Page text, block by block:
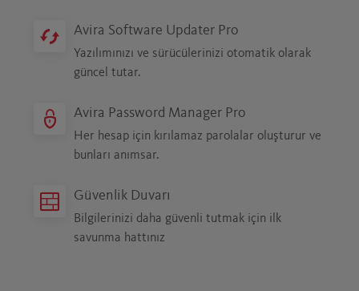
BU KART SADECE BANA AIT!
Kredi kartı bilgilerinizin çalınması hiç hoş
olmaz. Ama endişelenmeyin,
tutuyoruz.
KIMLIK HIRSIZLARINI ALT EDIN
sokaklarında satışa mı çıkarılmış, görün.
Çıkarılmışsa biz size yardım eder, finansal
kayıplar yaşamanızı önleriz.
Avira Software Updater Pro
Yazılımınızı ve sürücülerinizi otomatik olarak
güncel tutar.
Avira Password Manager Pro
Her hesap için kırılamaz parolalar oluşturur ve
bunları anımsar.
Güvenlik Duvarı
Bilgilerinizi daha güvenli tutmak için ilk
savunma hattınız